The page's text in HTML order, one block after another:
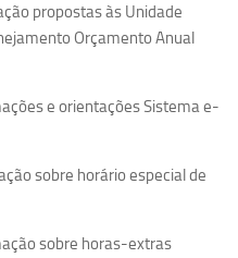
propostas às Unidade
Orçamento Anual
e orientações Sistema e-
sobre horário especial de
sobre horas-extras